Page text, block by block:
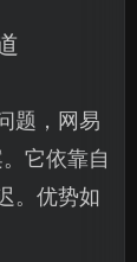
题，网易
它依靠自
。优势如